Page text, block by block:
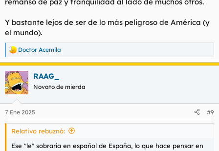
Y bastante lejos de ser de lo más peligroso de América (y
el mundo).
R
e
a
c
c
i
e
s
Doctor Acemila
RAAG_
Novato de mierda
7 Ene 2025 #9
Relativo rebuznó:
Ese "le" sobraría en español de España, lo que hace pensar en